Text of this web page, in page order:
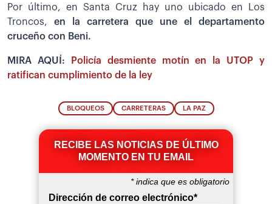
Por último, en Santa Cruz hay uno ubicado en Los
Troncos, en la carretera que une el departamento
cruceño con Beni.
MIRA AQUÍ:
Policía desmiente motín en la UTOP y
ratifican cumplimiento de la ley
BLOQUEOS CARRETERAS LA PAZ
RECIBE LAS NOTICIAS DE ÚLTIMO
MOMENTO EN TU EMAIL
*indica que es obligatorio
Dirección de correo electrónico*